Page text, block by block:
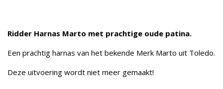
Ridder Harnas Marto met prachtige oude patina.
Een prachtig harnas van het bekende Merk Marto uit Toledo.
Deze uitvoering wordt niet meer gemaakt!